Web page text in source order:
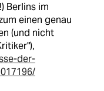
Berlins im
einen genau
(und nicht
der-